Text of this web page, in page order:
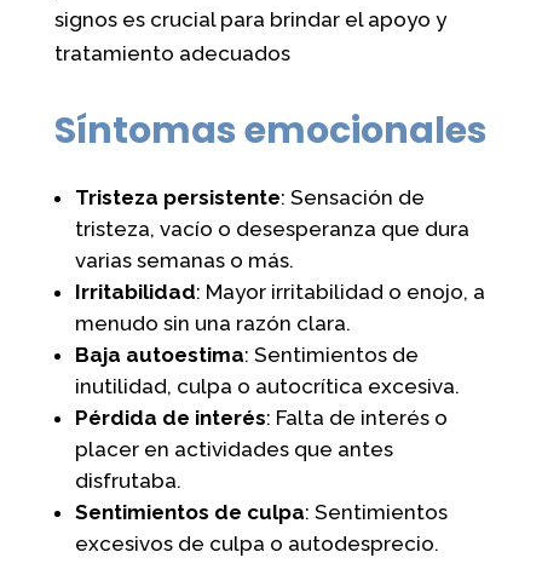
signos es crucial para brindar el apoyo y
tratamiento adecuados
Síntomas emocionales
Tristeza persistente: Sensación de
tristeza, vacío o desesperanza que dura
varias semanas o más.
Irritabilidad: Mayor irritabilidad o enojo, a
menudo sin una razón clara.
Baja autoestima: Sentimientos de
inutilidad, culpa o autocrítica excesiva.
Pérdida de interés: Falta de interés o
placer en actividades que antes
disfrutaba.
Sentimientos de culpa: Sentimientos
excesivos de culpa o autodesprecio.